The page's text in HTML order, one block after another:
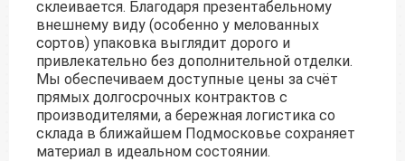
склеивается. Благодаря презентабельному
внешнему виду (особенно у мелованных
сортов) упаковка выглядит дорого и
привлекательно без дополнительной отделки.
Мы обеспечиваем доступные цены за счёт
прямых долгосрочных контрактов с
производителями, а бережная логистика со
склада в ближайшем Подмосковье сохраняет
материал в идеальном состоянии.